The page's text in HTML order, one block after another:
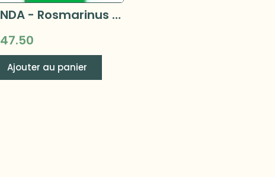
UNDA - Rosmarinus officinalis (gemmo romarin) 125ml
47.50
Ajouter au panier